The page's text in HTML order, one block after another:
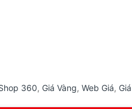
360, Giá Vàng, Web Giá, Giá